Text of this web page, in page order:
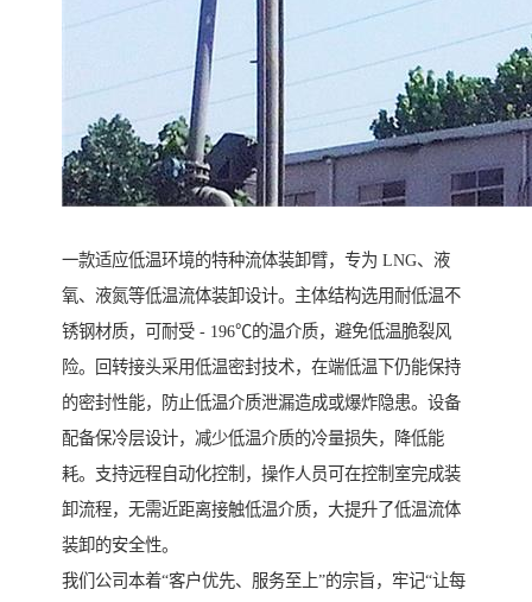
一款适应低温环境的特种流体装卸臂，专为 LNG、液
氧、液氮等低温流体装卸设计。主体结构选用耐低温不
锈钢材质，可耐受 - 196℃的温介质，避免低温脆裂风
险。回转接头采用低温密封技术，在端低温下仍能保持
的密封性能，防止低温介质泄漏造成或爆炸隐患。设备
配备保冷层设计，减少低温介质的冷量损失，降低能
耗。支持远程自动化控制，操作人员可在控制室完成装
卸流程，无需近距离接触低温介质，大提升了低温流体
装卸的安全性。
我们公司本着“客户优先、服务至上”的宗旨，牢记“让每